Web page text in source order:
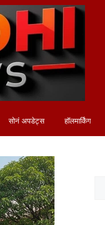
सोनं अपडेट्स हॉलमार्किंग